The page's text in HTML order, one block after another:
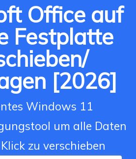
Office auf
Festplatte
[2026]
Windows 11
um alle Daten
zu verschieben